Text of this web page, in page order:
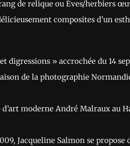
de relique ou Èves/herbiers
composites d’un
digressions » accrochée du 14
de la photographie
moderne André Malraux au
Jacqueline Salmon se